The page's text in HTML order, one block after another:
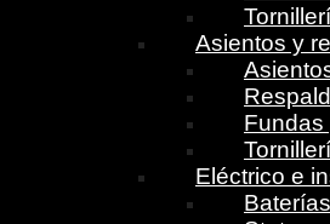
Asientos y
Fundas
Eléctrico e
Baterías